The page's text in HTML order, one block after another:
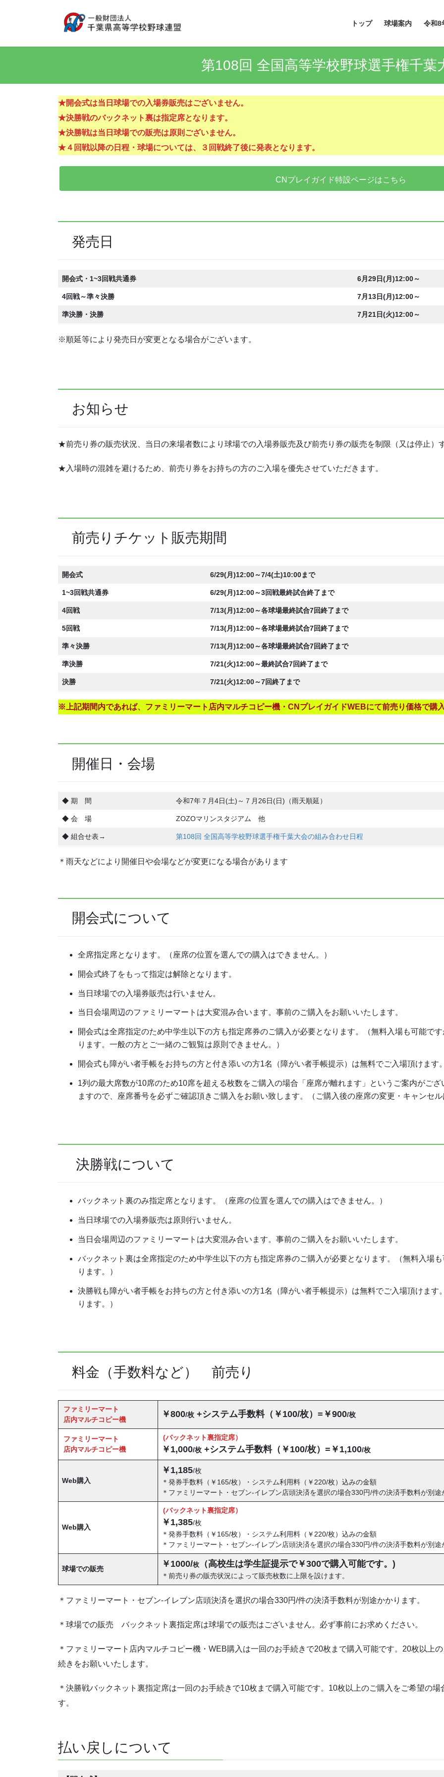
トップ 球場案内 令和8
第108回 全国高等学校野球選手権千葉
★開会式は当日球場での入場券販売はございません。
★決勝戦のバックネット裏は指定席となります。
★決勝戦は当日球場での販売は原則ございません。
★４回戦以降の日程・球場については、３回戦終了後に発表となります。
CNプレイガイド特設ページはこちら
発売日
開会式・1~3回戦共通券 6月29日(月)12:00～
4回戦～準々決勝 7月13日(月)12:00～
準決勝・決勝 7月21日(火)12:00～
※順延等により発売日が変更となる場合がございます。
お知らせ
★前売り券の販売状況、当日の来場者数により球場での入場券販売及び前売り券の販売を制限（又は停止）
★入場時の混雑を避けるため、前売り券をお持ちの方のご入場を優先させていただきます。
前売りチケット販売期間
開会式 6/29(月)12:00～7/4(土)10:00まで
1~3回戦共通券 6/29(月)12:00～3回戦最終試合終了まで
4回戦 7/13(月)12:00～各球場最終試合7回終了まで
5回戦 7/13(月)12:00～各球場最終試合7回終了まで
準々決勝 7/13(月)12:00～各球場最終試合7回終了まで
準決勝 7/21(火)12:00～最終試合7回終了まで
決勝 7/21(火)12:00～7回終了まで
※上記期間内であれば、ファミリーマート店内マルチコピー機・CNプレイガイドWEBにて前売り価格で購入
開催日・会場
◆ 期 間 令和7年７月4日(土)～７月26日(日)（雨天順延）
◆ 会 場 ZOZOマリンスタジアム 他
◆ 組合せ表→ 第108回 全国高等学校野球選手権千葉大会の組み合わせ日程
＊雨天などにより開催日や会場などが変更になる場合があります
開会式について
全席指定席となります。（座席の位置を選んでの購入はできません。）
開会式終了をもって指定は解除となります。
当日球場での入場券販売は行いません。
当日会場周辺のファミリーマートは大変混み合います。事前のご購入をお願いいたします。
開会式は全席指定のため中学生以下の方も指定席券のご購入が必要となります。（無料入場も可能で
ります。一般の方とご一緒のご観覧は原則できません。）
開会式も障がい者手帳をお持ちの方と付き添いの方1名（障がい者手帳提示）は無料でご入場頂けます。
1列の最大席数が10席のため10席を超える枚数をご購入の場合「座席が離れます」というご案内がご
ますので、座席番号を必ずご確認頂きご購入をお願い致します。（ご購入後の座席の変更・キャンセ
決勝戦について
バックネット裏のみ指定席となります。（座席の位置を選んでの購入はできません。）
当日球場での入場券販売は原則行いません。
当日会場周辺のファミリーマートは大変混み合います。事前のご購入をお願いいたします。
バックネット裏は全席指定のため中学生以下の方も指定席券のご購入が必要となります。（無料入場
ります。）
決勝戦も障がい者手帳をお持ちの方と付き添いの方1名（障がい者手帳提示）は無料でご入場頂けま
ります。）
料金（手数料など） 前売り
ファミリーマート
店内マルチコピー機
￥800/枚 +システム手数料（￥100/枚）=￥900/枚
ファミリーマート
店内マルチコピー機
(バックネット裏指定席）
￥1,000/枚 +システム手数料（￥100/枚）=￥1,100/枚
Web購入
￥1,185/枚
＊発券手数料（￥165/枚）・システム利用料（￥220/枚）込みの金額
＊ファミリーマート・セブン-イレブン店頭決済を選択の場合330円/件の決済手数料が別途
Web購入
(バックネット裏指定席）
￥1,385/枚
＊発券手数料（￥165/枚）・システム利用料（￥220/枚）込みの金額
＊ファミリーマート・セブン-イレブン店頭決済を選択の場合330円/件の決済手数料が別途
球場での販売 ￥1000/枚 （高校生は学生証提示で￥300で購入可能です。)
＊前売り券の販売状況によって販売枚数に上限を設けます。
＊ファミリーマート・セブン-イレブン店頭決済を選択の場合330円/件の決済手数料が別途かかります。
＊球場での販売 バックネット裏指定席は球場での販売はございません。必ず事前にお求めください。
＊ファミリーマート店内マルチコピー機・WEB購入は一回のお手続きで20枚まで購入可能です。20枚以上
続きをお願いいたします。
＊決勝戦バックネット裏指定席は一回のお手続きで10枚まで購入可能です。10枚以上のご購入をご希望の
す。
払い戻しについて